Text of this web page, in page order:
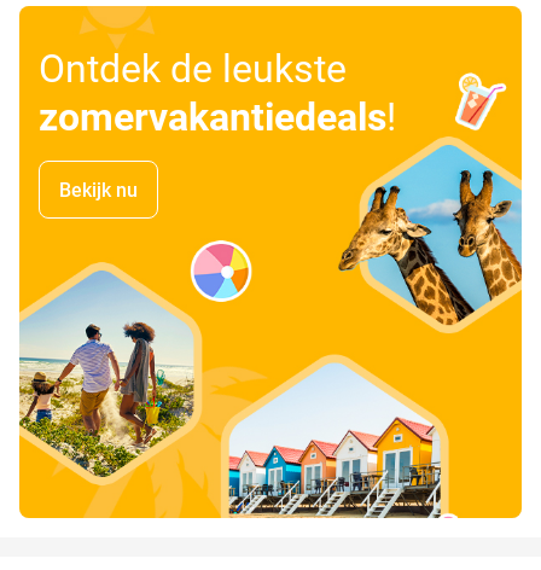
Ontdek de leukste
zomervakantiedeals!
Bekijk nu